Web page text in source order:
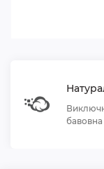
бавовна